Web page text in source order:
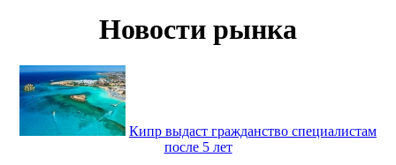
Новости рынка
Кипр выдаст гражданство специалистам
после 5 лет